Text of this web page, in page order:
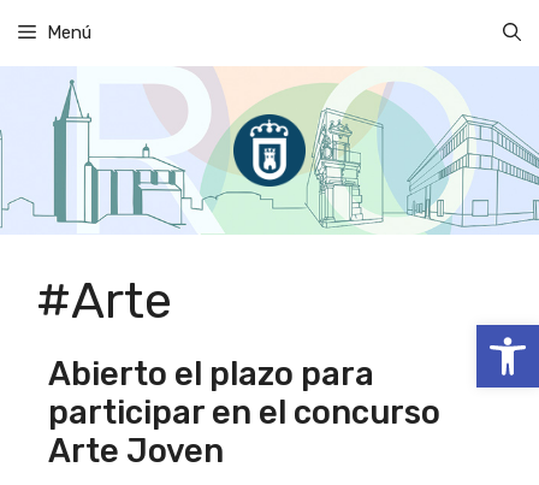
Abrir
contenido
Menú
#Arte
Abierto el plazo para
participar en el concurso
Arte Joven